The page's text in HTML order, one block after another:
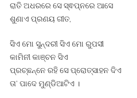
ରାତି ଅଧରରେ ସେ ସ୍ଵପ୍ନରେ ଆସେ
ଶୁଣାଏ ପ୍ରଣୟ ଗୀତ,
ସିଏ ମୋ ସୁନ୍ଦରୀ ସିଏ ମୋ ରୁପସୀ
କାମିନୀ କାଞ୍ଚନ ସିଏ
ପ୍ରଚ୍ଛନ୍ନେ ରହି ସେ ପ୍ରୋତ୍ସାହନ ଦିଏ
ତା’ ପାଦେ ମୁଣ୍ଡିଆଟିଏ ।